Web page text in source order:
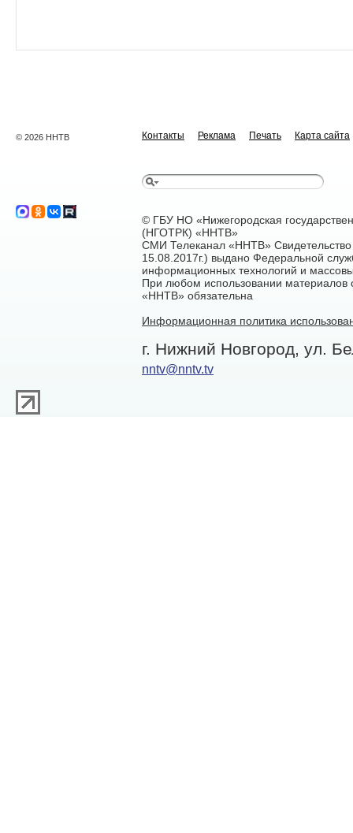
© 2026 ННТВ Контакты Реклама Печать Карта сайта
© ГБУ НО «Нижегородская
(НГОТРК) «ННТВ»
СМИ Телеканал «ННТВ»
15.08.2017г.) выдано Федеральной
информационных технологий и
При любом использовании материалов
«ННТВ» обязательна
Информационная политика
г. Нижний Новгород, ул.
nntv@nntv.tv